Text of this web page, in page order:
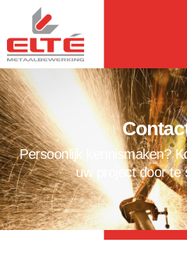
Persoonlijk kennismaken?
uw project door te